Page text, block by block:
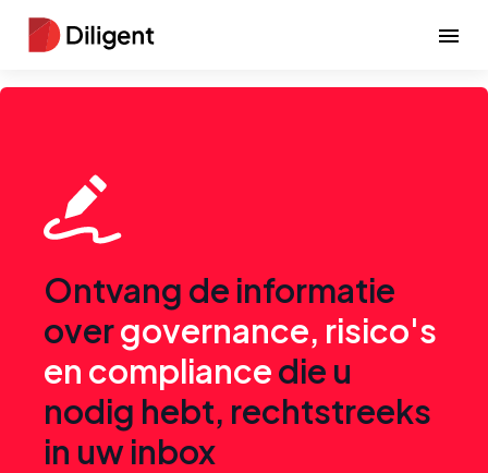
Ontvang de informatie
overgovernance, risico's
en compliancedie u
nodig hebt, rechtstreeks
in uw inbox